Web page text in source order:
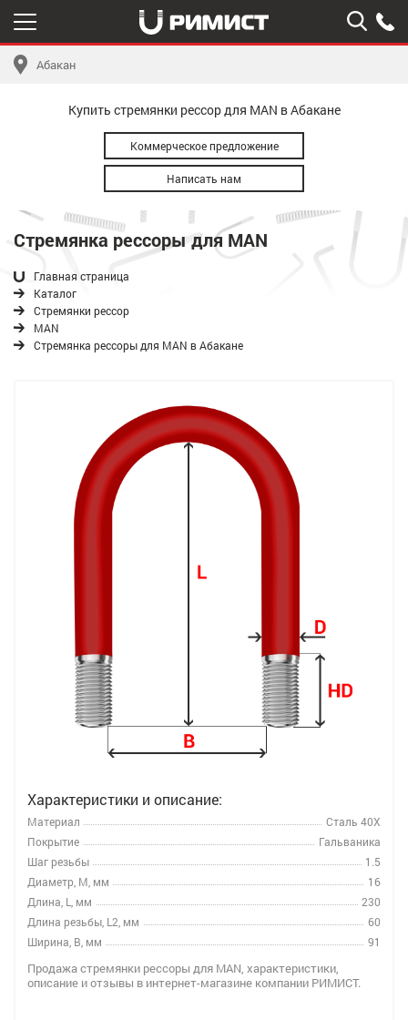
Абакан
Купить стремянки рессор для MAN в Абакане
Коммерческое предложение
Написать нам
Стремянка рессоры для MAN
Главная страница
Каталог
Стремянки рессор
MAN
Стремянка рессоры для MAN в Абакане
Характеристики и описание:
Материал
Сталь 40Х
Покрытие
Гальваника
Шаг резьбы
1.5
Диаметр, M, мм
16
Длина, L, мм
230
Длина резьбы, L2, мм
60
Ширина, B, мм
91
Продажа стремянки рессоры для MAN, характеристики,
описание и отзывы в интернет-магазине компании РИМИСТ.